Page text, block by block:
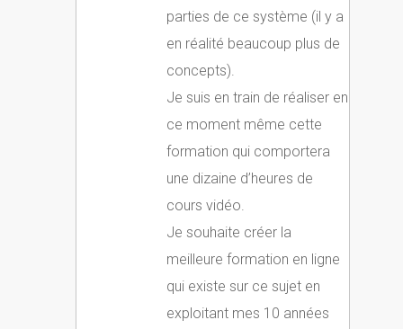
parties de ce système (il y a
en réalité beaucoup plus de
concepts).
Je suis en train de réaliser en
ce moment même cette
formation qui comportera
une dizaine d’heures de
cours vidéo.
Je souhaite créer la
meilleure formation en ligne
qui existe sur ce sujet en
exploitant mes 10 années